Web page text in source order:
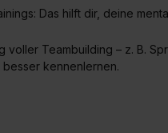
„Details zeigen“. Weitere
Das hilft dir, deine
voller Teambuilding – z. B.
besser kennenlernen.